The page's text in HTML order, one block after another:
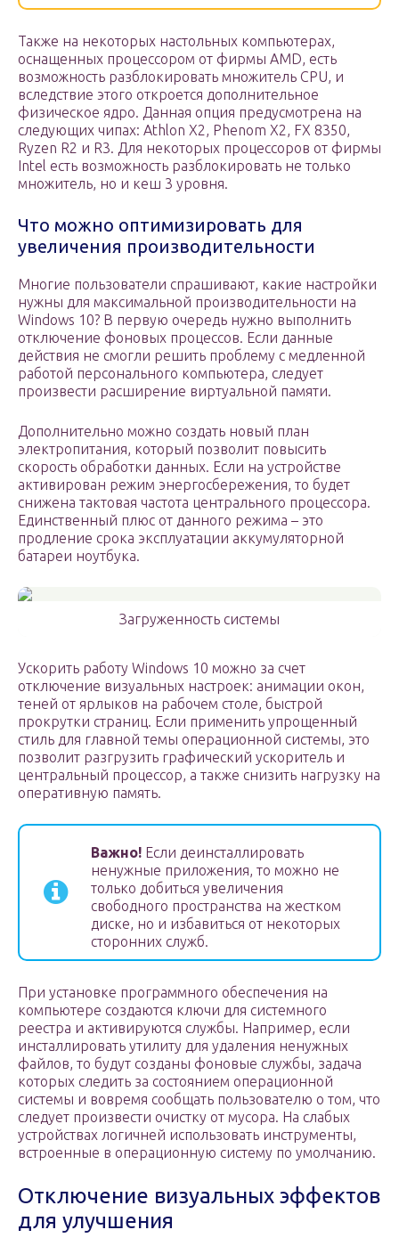
Также на некоторых настольных компьютерах,
оснащенных процессором от фирмы AMD, есть
возможность разблокировать множитель CPU, и
вследствие этого откроется дополнительное
физическое ядро. Данная опция предусмотрена на
следующих чипах: Athlon X2, Phenom X2, FX 8350,
Ryzen R2 и R3. Для некоторых процессоров от фирмы
Intel есть возможность разблокировать не только
множитель, но и кеш 3 уровня.
Что можно оптимизировать для
увеличения производительности
Многие пользователи спрашивают, какие настройки
нужны для максимальной производительности на
Windows 10? В первую очередь нужно выполнить
отключение фоновых процессов. Если данные
действия не смогли решить проблему с медленной
работой персонального компьютера, следует
произвести расширение виртуальной памяти.
Дополнительно можно создать новый план
электропитания, который позволит повысить
скорость обработки данных. Если на устройстве
активирован режим энергосбережения, то будет
снижена тактовая частота центрального процессора.
Единственный плюс от данного режима – это
продление срока эксплуатации аккумуляторной
батареи ноутбука.
Загруженность системы
Ускорить работу Windows 10 можно за счет
отключение визуальных настроек: анимации окон,
теней от ярлыков на рабочем столе, быстрой
прокрутки страниц. Если применить упрощенный
стиль для главной темы операционной системы, это
позволит разгрузить графический ускоритель и
центральный процессор, а также снизить нагрузку на
оперативную память.
Важно! Если деинсталлировать
ненужные приложения, то можно не
только добиться увеличения
свободного пространства на жестком
диске, но и избавиться от некоторых
сторонних служб.
При установке программного обеспечения на
компьютере создаются ключи для системного
реестра и активируются службы. Например, если
инсталлировать утилиту для удаления ненужных
файлов, то будут созданы фоновые службы, задача
которых следить за состоянием операционной
системы и вовремя сообщать пользователю о том, что
следует произвести очистку от мусора. На слабых
устройствах логичней использовать инструменты,
встроенные в операционную систему по умолчанию.
Отключение визуальных эффектов
для улучшения